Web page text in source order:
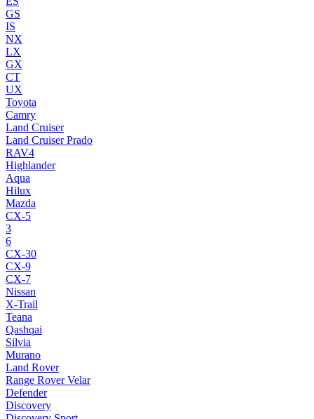
GS
IS
NX
LX
GX
CT
UX
Toyota
Camry
Land Cruiser
Land Cruiser Prado
RAV4
Highlander
Aqua
Hilux
Mazda
CX-5
3
6
CX-30
CX-9
CX-7
Nissan
X-Trail
Teana
Qashqai
Silvia
Murano
Land Rover
Range Rover Velar
Defender
Discovery